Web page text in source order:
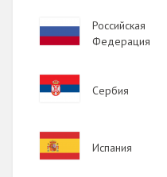
Image
Российская
Федерация
Image
Сербия
Image
Испания